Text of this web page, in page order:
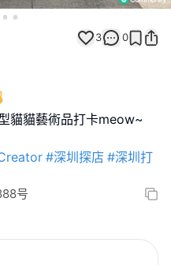
3 0
貓貓藝術品打卡meow~
#深圳探店 #深圳打
号